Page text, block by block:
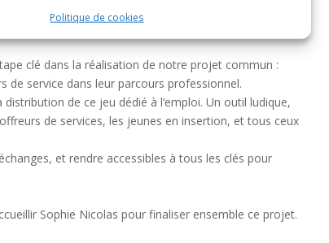
Politique de cookies
hdf se sont réunis pour un moment particulièrement
représentée par Sophie Nicolas Quiquerez,
clé dans la réalisation de notre projet commun :
de service dans leur parcours professionnel.
de ce jeu dédié à l’emploi. Un outil ludique,
de services, les jeunes en insertion, et tous ceux
et rendre accessibles à tous les clés pour
Sophie Nicolas pour finaliser ensemble ce projet.